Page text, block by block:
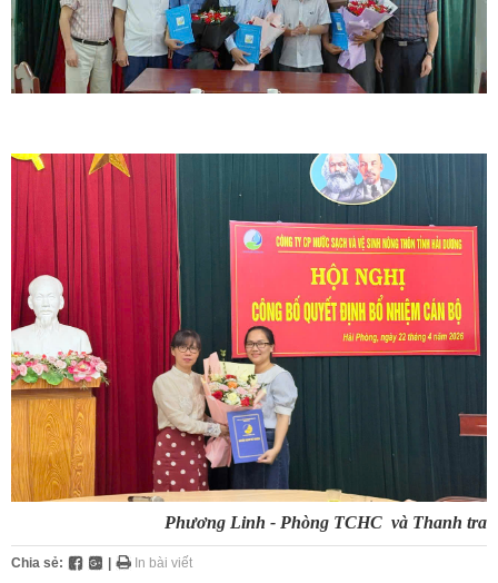
Phương Linh - Phòng TCHC và Thanh tra
Chia sẻ: | In bài viết